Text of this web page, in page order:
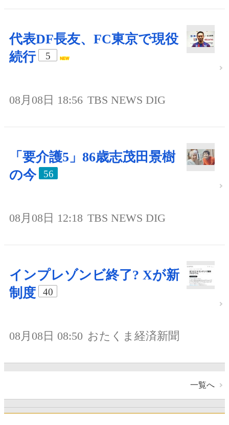
代表DF長友、FC東京で現役
続行
5
08月08日 18:56 TBS NEWS DIG
「要介護5」86歳志茂田景樹
の今
56
08月08日 12:18 TBS NEWS DIG
インプレゾンビ終了? Xが新
制度
40
08月08日 08:50 おたくま経済新聞
一覧へ